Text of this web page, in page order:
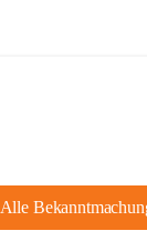
Alle